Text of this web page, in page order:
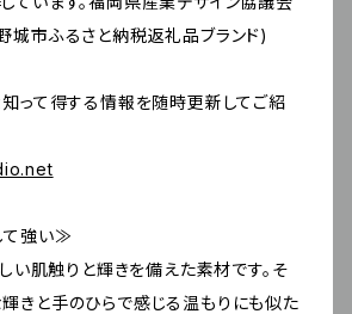
市ふるさと納税返礼品ブランド)
って得する情報を随時更新してご紹
て強い≫
しい肌触りと輝きを備えた素材です。そ
きと手のひらで感じる温もりにも似た